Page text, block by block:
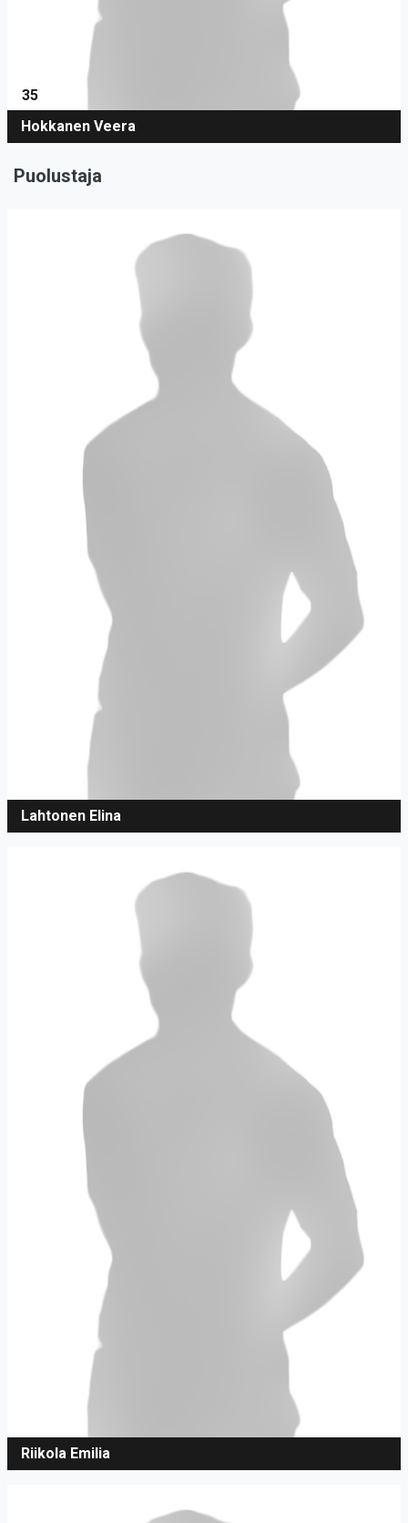
35
Hokkanen Veera
Puolustaja
Lahtonen Elina
Riikola Emilia